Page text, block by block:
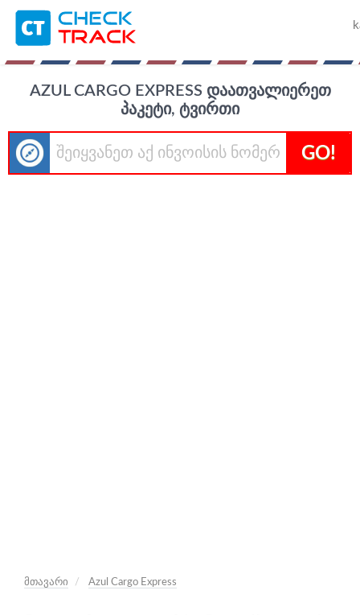
AZUL CARGO EXPRESS ᲓᲐᲐᲗᲕᲐᲚᲘᲔᲠᲔᲗ
ᲞᲐᲙᲔᲢᲘ, ᲢᲕᲘᲠᲗᲘ
GO!
მთავარი Azul Cargo Express